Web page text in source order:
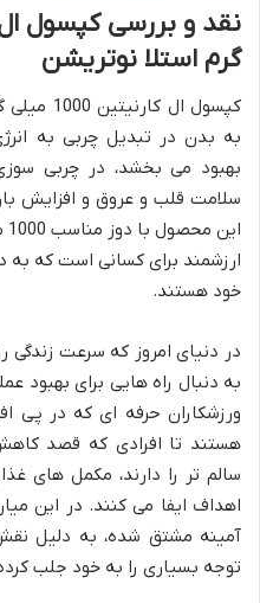
گرم استلا نوتریشن
کپسول
به بدن در تبدیل چربی به
بهبود می بخشد، در چربی
سلامت قلب و عروق و افزایش
ارزشمند برای کسانی است که به
خود هستند.
در دنیای امروز که سرعت زندگی
به دنبال راه هایی برای بهبود
ورزشکاران حرفه ای که در پی
هستند تا افرادی که قصد
سالم تر را دارند، مکمل های
اهداف ایفا می کنند. در این
آمینه مشتق شده، به دلیل
توجه بسیاری را به خود جلب